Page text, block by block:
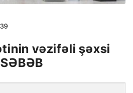
vəzifəli şəxsi